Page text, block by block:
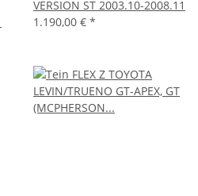
VERSION ST 2003.10-2008.11
1.190,00 € *